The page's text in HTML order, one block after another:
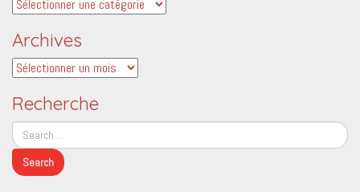
Archives
Archives
Recherche